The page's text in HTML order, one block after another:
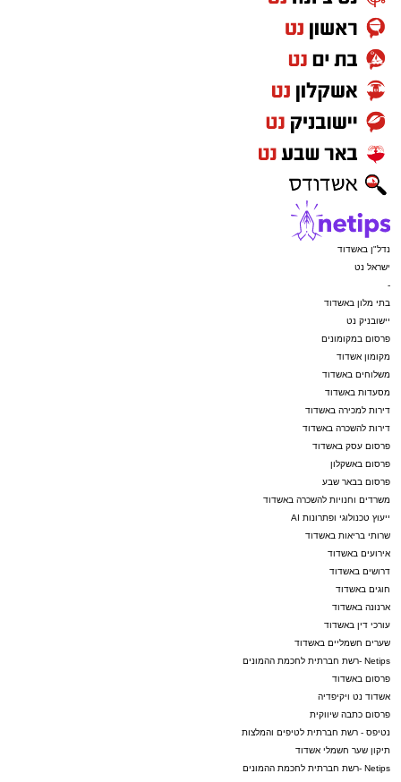
נדל"ן באשדוד
ישראל נט
-
בתי מלון באשדוד
יישובניק נט
פרסום במקומונים
מקומון אשדוד
משלוחים באשדוד
מסעדות באשדוד
דירות למכירה באשדוד
דירות להשכרה באשדוד
פרסום עסק באשדוד
פרסום באשקלון
פרסום בבאר שבע
משרדים וחנויות להשכרה באשדוד
ייעוץ טכנולוגי ופתרונות AI
שרותי בריאות באשדוד
אירועים באשדוד
דרושים באשדוד
חוגים באשדוד
ארנונה באשדוד
עורכי דין באשדוד
שערים חשמליים באשדוד
Netips -רשת חברתית לחכמת ההמונים
פרסום באשדוד
אשדוד נט ויקיפדיה
פרסום כתבה שיווקית
נטיפס - רשת חברתית לטיפים והמלצות
תיקון שער חשמלי אשדוד
Netips -רשת חברתית לחכמת ההמונים